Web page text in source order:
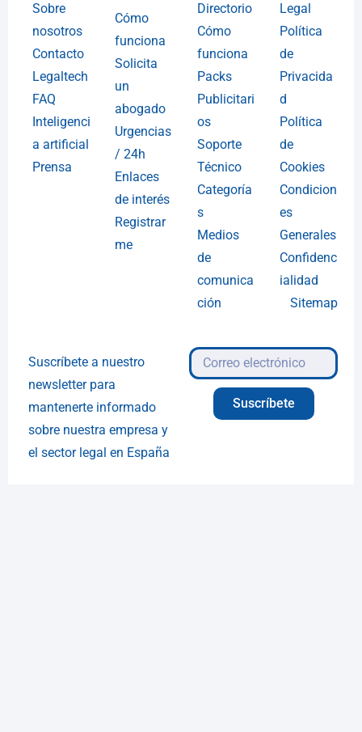
Sobre
nosotros
Contacto
Legaltech
FAQ
Inteligenci
a artificial
Prensa
Cómo
funciona
Solicita
un
abogado
Urgencias
/ 24h
Enlaces
de interés
Registrar
me
Directorio
Cómo
funciona
Packs
Publicitari
os
Soporte
Técnico
Categoría
s
Medios
de
comunica
ción
Legal
Política
de
Privacida
d
Política
de
Cookies
Condicion
es
Generales
Confidenc
ialidad
Sitemap
Suscríbete a nuestro
newsletter para
mantenerte informado
sobre nuestra empresa y
el sector legal en España
Suscríbete